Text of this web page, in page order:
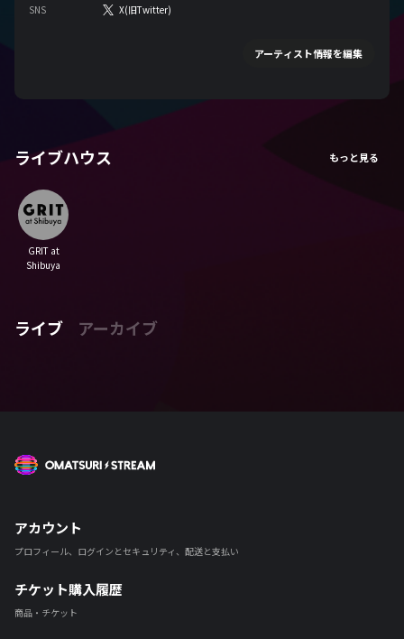
SNS
X(旧Twitter)
アーティスト情報を編集
ライブハウス
GRIT at
Shibuya
ライブ アーカイブ
アカウント
プロフィール、ログインとセキュリティ、配送と支払い
チケット購入履歴
商品・チケット